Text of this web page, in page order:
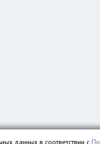
данных в соответствии с